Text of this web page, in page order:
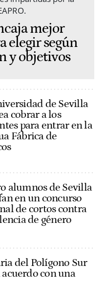
mejor
elegir según
y objetivos
de Sevilla
cobrar a los
para entrar en la
Fábrica de
alumnos de Sevilla
en un concurso
de cortos contra
de género
del Polígono Sur
con una